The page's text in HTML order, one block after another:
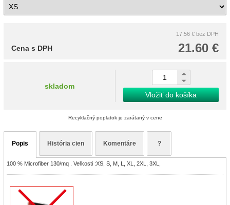
17.56 € bez DPH
21.60 €
Cena s DPH
skladom
Vložiť do košíka
Recyklačný poplatok je zarátaný v cene
Popis História cien Komentáre ?
100 % Microfiber 130/mq . Veľkosti :XS, S, M, L, XL, 2XL, 3XL,